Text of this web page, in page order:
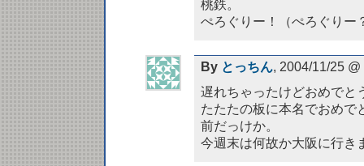
桃鉄。
ぺろぐりー！（ぺろぐりー
By とっちん, 2004/11/25 @
遅れちゃったけどおめでと
たたたの板に本名でおめで
前だっけか。
今週末は何故か大阪に行き